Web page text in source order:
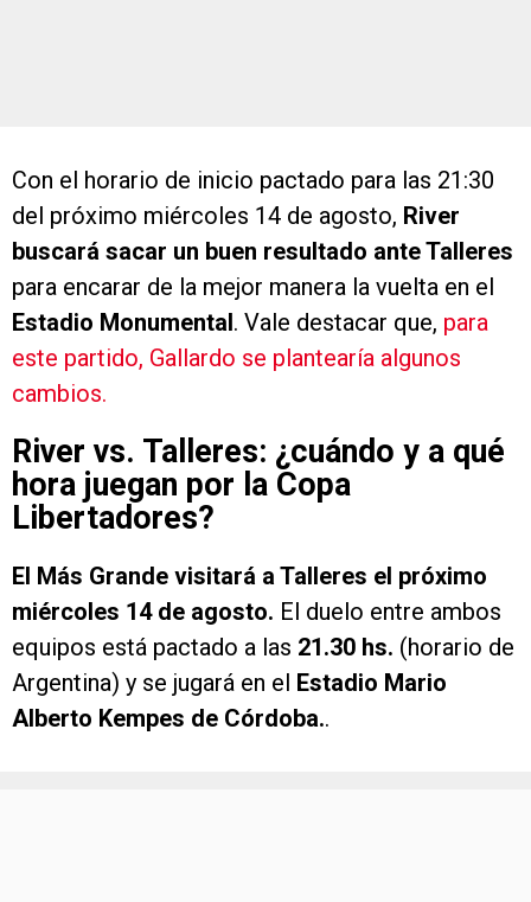
Con el horario de inicio pactado para las 21:30
del próximo miércoles 14 de agosto, River
buscará sacar un buen resultado ante Talleres
para encarar de la mejor manera la vuelta en el
Estadio Monumental . Vale destacar que, para
este partido, Gallardo se plantearía algunos
cambios.
River vs. Talleres: ¿cuándo y a qué
hora juegan por la Copa
Libertadores?
El Más Grande visitará a Talleres el próximo
miércoles 14 de agosto. El duelo entre ambos
equipos está pactado a las 21.30 hs. (horario de
Argentina) y se jugará en el Estadio Mario
Alberto Kempes de Córdoba..